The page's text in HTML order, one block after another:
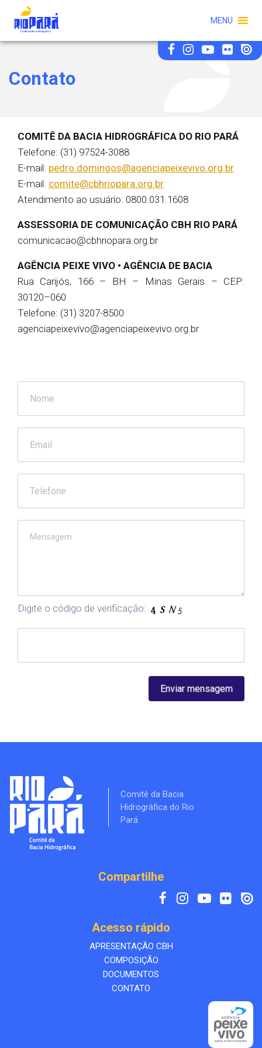
MENU
Contato
COMITÊ DA BACIA HIDROGRÁFICA DO RIO PARÁ
Telefone: (31) 97524-3088
E-mail: pedro.domingos@agenciapeixevivo.org.br
E-mail: comite@cbhriopara.org.br
Atendimento ao usuário: 0800.031.1608
ASSESSORIA DE COMUNICAÇÃO CBH RIO PARÁ
comunicacao@cbhriopara.org.br
AGÊNCIA PEIXE VIVO • AGÊNCIA DE BACIA
Rua Carijós, 166 – BH – Minas Gerais – CEP:
30120–060
Telefone: (31) 3207-8500
agenciapeixevivo@agenciapeixevivo.org.br
Digite o código de verificação:
Comitê da Bacia
Hidrográfica do Rio
Pará
Compartilhe
Acesso rápido
APRESENTAÇÃO CBH
COMPOSIÇÃO
DOCUMENTOS
CONTATO